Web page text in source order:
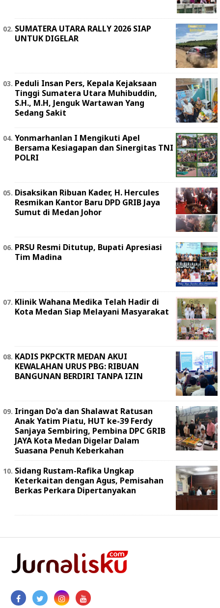
SUMATERA UTARA RALLY 2026 SIAP
UNTUK DIGELAR
Peduli Insan Pers, Kepala Kejaksaan
Tinggi Sumatera Utara Muhibuddin,
S.H., M.H, Jenguk Wartawan Yang
Sedang Sakit
Yonmarhanlan I Mengikuti Apel
Bersama Kesiagapan dan Sinergitas TNI
POLRI
Disaksikan Ribuan Kader, H. Hercules
Resmikan Kantor Baru DPD GRIB Jaya
Sumut di Medan Johor
PRSU Resmi Ditutup, Bupati Apresiasi
Tim Madina
Klinik Wahana Medika Telah Hadir di
Kota Medan Siap Melayani Masyarakat
KADIS PKPCKTR MEDAN AKUI
KEWALAHAN URUS PBG: RIBUAN
BANGUNAN BERDIRI TANPA IZIN
Iringan Do'a dan Shalawat Ratusan
Anak Yatim Piatu, HUT ke-39 Ferdy
Sanjaya Sembiring, Pembina DPC GRIB
JAYA Kota Medan Digelar Dalam
Suasana Penuh Keberkahan
Sidang Rustam-Rafika Ungkap
Keterkaitan dengan Agus, Pemisahan
Berkas Perkara Dipertanyakan